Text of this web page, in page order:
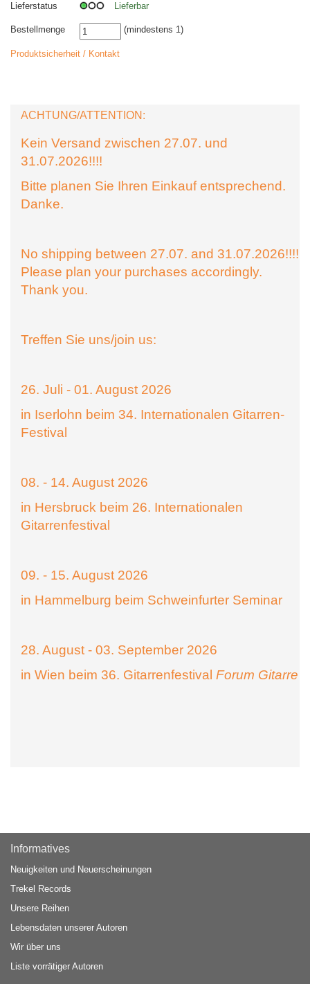
Lieferstatus
Lieferbar
Bestellmenge (mindestens 1)
Produktsicherheit / Kontakt
ACHTUNG/ATTENTION:
Kein Versand zwischen 27.07. und
31.07.2026!!!!
Bitte planen Sie Ihren Einkauf entsprechend.
Danke.
No shipping between 27.07. and 31.07.2026!!!!
Please plan your purchases accordingly.
Thank you.
Treffen Sie uns/join us:
26. Juli - 01. August 2026
in Iserlohn beim 34. Internationalen Gitarren-
Festival
08. - 14. August 2026
in Hersbruck beim 26. Internationalen
Gitarrenfestival
09. - 15. August 2026
in Hammelburg beim Schweinfurter Seminar
28. August - 03. September 2026
in Wien beim 36. Gitarrenfestival Forum Gitarre
Informatives
Neuigkeiten und Neuerscheinungen
Trekel Records
Unsere Reihen
Lebensdaten unserer Autoren
Wir über uns
Liste vorrätiger Autoren